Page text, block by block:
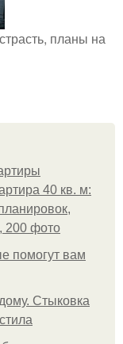
планы на
40 кв. м:
200 фото
помогут вам
Стыковка